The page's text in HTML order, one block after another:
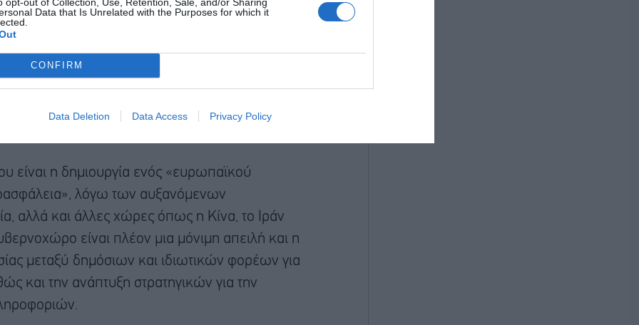
Data that Is Unrelated with the Purposes for which it
CONFIRM
Data Deletion Data Access Privacy Policy
είναι η δημιουργία ενός «ευρωπαϊκού
λόγω των αυξανόμενων
αλλά και άλλες χώρες όπως η Κίνα, το Ιράν
είναι πλέον μια μόνιμη απειλή και η
μεταξύ δημόσιων και ιδιωτικών φορέων για
και την ανάπτυξη στρατηγικών για την